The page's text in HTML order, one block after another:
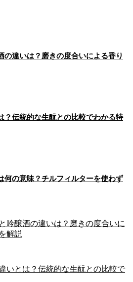
の違いは？磨きの度合いによる香り
？伝統的な生酛との比較でわかる特
何の意味？チルフィルターを使わず
吟醸酒の違いは？磨きの度合いに
解説
いとは？伝統的な生酛との比較で